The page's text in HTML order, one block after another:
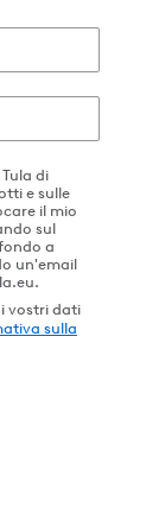
di
e sulle
il mio
sul
a
un'email
vostri dati
sulla